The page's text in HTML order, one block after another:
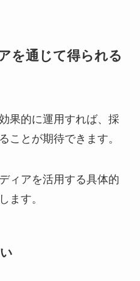
を通じて得られる
果的に運用すれば、採
ことが期待できます。
ィアを活用する具体的
ます。